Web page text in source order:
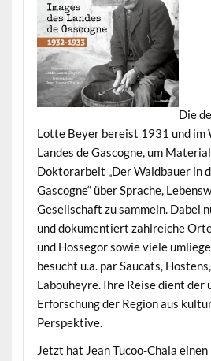
Die
Lotte Beyer bereist 1931 und
Landes de Gascogne, um
Doktorarbeit „Der Waldbauer in
Gascogne“ über Sprache,
Gesellschaft zu sammeln. Dabei
und dokumentiert zahlreiche
und Hossegor sowie viele
besucht u.a. par Saucats,
Labouheyre. Ihre Reise dient der
Erforschung der Region aus
Perspektive.
Jetzt hat Jean Tucoo-Chala einen